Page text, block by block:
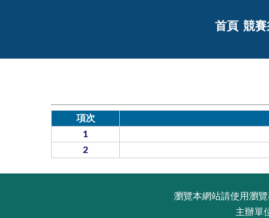
首頁 競賽
項次
1
2
瀏覽本網站請使用瀏
主辦單